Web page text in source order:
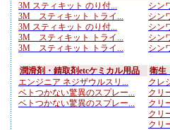
3M スティキット のり付...
3M スティキット トライ...
3M スティキット のり付...
3M スティキット トライ...
3M スティキット トライ...
シン
シン
シン
シン
シン
潤滑剤・錆取剤etcケミカル用品
エンジニア ネジザウルスリ...
ベトつかない驚異のスプレー...
ベトつかない驚異のスプレー...
衛生
クレ
クリ
クリ
クリ
クリ